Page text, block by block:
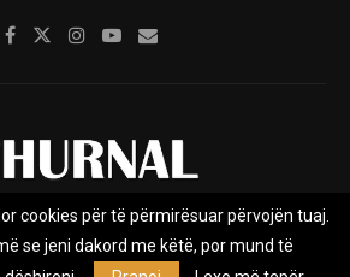
Impresumi Marketing
Privacy Policy
cookies për të përmirësuar përvojën tuaj.
se jeni dakord me këtë, por mund të